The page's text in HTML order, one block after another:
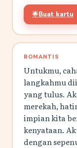
🌟Buat kartu
ROMANTIS
Untukmu,
langkahmu
yang tulus.
merekah,
impian kita
kenyataan.
dengan